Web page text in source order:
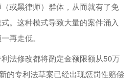
或黑律师）群体，从而就有了免
。这种模式导致大量的案件涌入
再走低。
修改都将酌定金额限额从50万
的专利法草案已经出现惩罚性赔偿